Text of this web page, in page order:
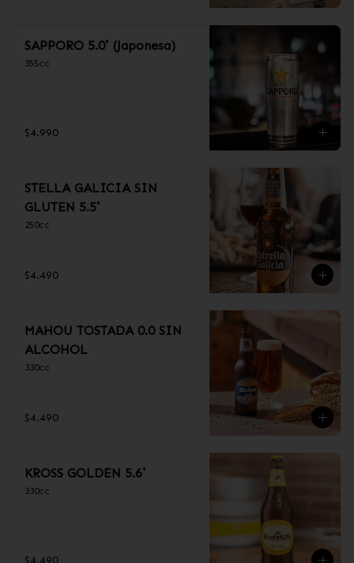
SAPPORO 5.0˚ (Japonesa)
355cc
$4.990
STELLA GALICIA SIN
GLUTEN 5.5˚
250cc
$4.490
MAHOU TOSTADA 0.0 SIN
ALCOHOL
330cc
$4.490
KROSS GOLDEN 5.6˚
330cc
$4.490